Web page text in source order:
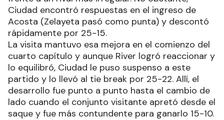
Ciudad encontró respuestas en el ingreso de
Acosta (Zelayeta pasó como punta) y descontó
rápidamente por 25-15.
La visita mantuvo esa mejora en el comienzo del
cuarto capítulo y aunque River logró reaccionar y
lo equilibró, Ciudad le puso suspenso a este
partido y lo llevó al tie break por 25-22. Allí, el
desarrollo fue punto a punto hasta el cambio de
lado cuando el conjunto visitante apretó desde el
saque y fue más contundente para ganarlo 15-10.